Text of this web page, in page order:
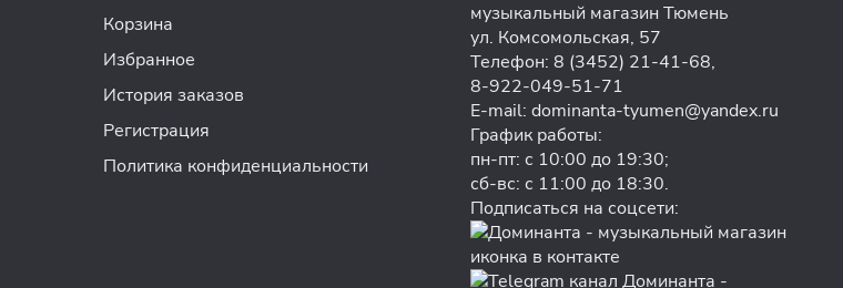
Корзина
Избранное
История заказов
Регистрация
Политика конфиденциальности
музыкальный магазин Тюмень
ул. Комсомольская, 57
Телефон: 8 (3452) 21-41-68,
8-922-049-51-71
E-mail: dominanta-tyumen@yandex.ru
График работы:
пн-пт: с 10:00 до 19:30;
сб-вс: с 11:00 до 18:30.
Подписаться на соцсети: